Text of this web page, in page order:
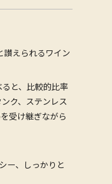
讃えられるワイン
と、比較的比率
ク、ステンレス
受け継ぎながら
ー、しっかりと